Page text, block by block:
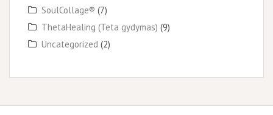
SoulCollage® (7)
ThetaHealing (Teta gydymas) (9)
Uncategorized (2)